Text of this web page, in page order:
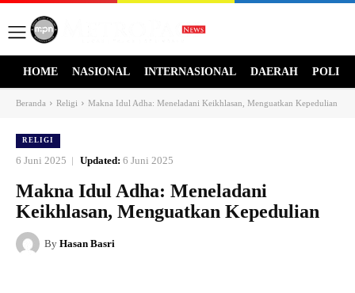
HOME NASIONAL INTERNASIONAL DAERAH
Beranda Religi Makna Idul Adha: Meneladani Keikhlasan, Menguatkan Kepedulian
RELIGI
6 Juni 2025 Updated: 6 Juni 2025
Makna Idul Adha: Meneladani
Keikhlasan, Menguatkan Kepedulian
By Hasan Basri